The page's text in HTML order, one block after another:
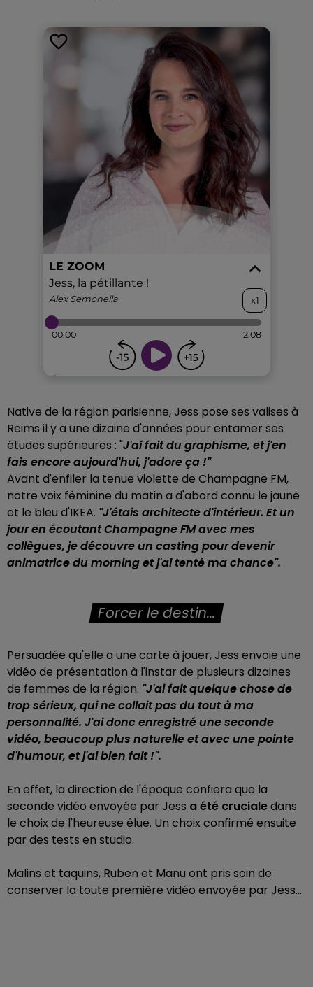
Native de la région parisienne, Jess pose ses valises à
Reims il y a une dizaine d'années pour entamer ses
études supérieures : "J'ai fait du graphisme, et j'en
fais encore aujourd'hui, j'adore ça !"
Avant d'enfiler la tenue violette de Champagne FM,
notre voix féminine du matin a d'abord connu le jaune
et le bleu d'IKEA. "J'étais architecte d'intérieur. Et un
jour en écoutant Champagne FM avec mes
collègues, je découvre un casting pour devenir
animatrice du morning et j'ai tenté ma chance".
Forcer le destin...
Persuadée qu'elle a une carte à jouer, Jess envoie une
vidéo de présentation à l'instar de plusieurs dizaines
de femmes de la région. "J'ai fait quelque chose de
trop sérieux, qui ne collait pas du tout à ma
personnalité. J'ai donc enregistré une seconde
vidéo, beaucoup plus naturelle et avec une pointe
d'humour, et j'ai bien fait !".
En effet, la direction de l'époque confiera que la
seconde vidéo envoyée par Jess a été crucialedans
le choix de l'heureuse élue. Un choix confirmé ensuite
par des tests en studio.
Malins et taquins, Ruben et Manu ont pris soin de
conserver la toute première vidéo envoyée par Jess...